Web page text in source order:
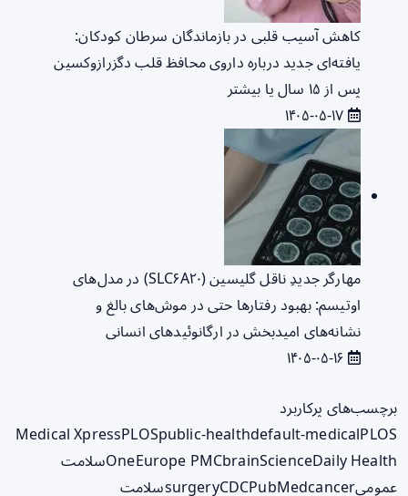
کاهش آسیب قلبی در بازماندگان سرطان کودکان:
یافته‌ای جدید درباره داروی محافظ قلب دگزرازوکسین
پس از ۱۵ سال یا بیشتر
مهارگر جدیدِ ناقل گلیسین (SLC۶A۲۰) در مدل‌های
اوتیسم: بهبود رفتارها حتی در موش‌های بالغ و
نشانه‌های امیدبخش در ارگانوئیدهای انسانی
برچسب‌های پرکاربرد
Medical XpressPLOSpublic-healthdefault-medicalPLOS
OneEurope PMCbrainScienceDaily Health
سلامت
عمومی
surgeryCDCPubMedcancer
سلامت